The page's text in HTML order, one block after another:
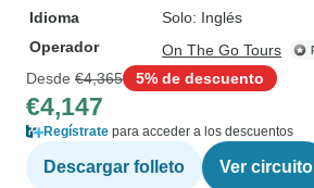
Idioma
Solo: Inglés
Operador
On The Go Tours
Desde €4,365 5% de descuento
€4,147
Regístrate para acceder a los descuentos
Descargar folleto Ver circuito